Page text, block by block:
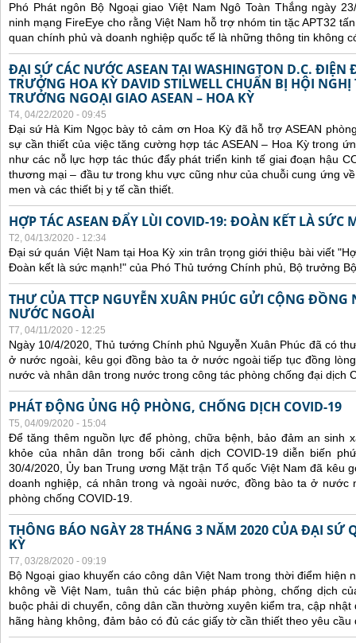
Phó Phát ngôn Bộ Ngoại giao Việt Nam Ngô Toàn Thắng ngày
ninh mạng FireEye cho rằng Việt Nam hỗ trợ nhóm tin tặc APT32
quan chính phủ và doanh nghiệp quốc tế là những thông tin không
ĐẠI SỨ CÁC NƯỚC ASEAN TẠI WASHINGTON D.C. ĐIỆN
TRƯỞNG HOA KỲ DAVID STILWELL CHUẨN BỊ HỘI NGHỊ
TRƯỞNG NGOẠI GIAO ASEAN – HOA KỲ
T4, 04/22/2020 - 09:45
Đại sứ Hà Kim Ngọc bày tỏ cảm ơn Hoa Kỳ đã hỗ trợ ASEAN
sự cần thiết của việc tăng cường hợp tác ASEAN – Hoa Kỳ trong
như các nỗ lực hợp tác thúc đẩy phát triển kinh tế giai đoạn hậu
thương mại – đầu tư trong khu vực cũng như của chuỗi cung ứng
men và các thiết bị y tế cần thiết.
HỢP TÁC ASEAN ĐẨY LÙI COVID-19: ĐOÀN KẾT LÀ SỨC
T2, 04/13/2020 - 12:34
Đại sứ quán Việt Nam tại Hoa Kỳ xin trân trọng giới thiệu bài viết
Đoàn kết là sức mạnh!" của Phó Thủ tướng Chính phủ, Bộ trưởng
THƯ CỦA TTCP NGUYỄN XUÂN PHÚC GỬI CỘNG ĐỒNG
NƯỚC NGOÀI
T7, 04/11/2020 - 12:25
Ngày 10/4/2020, Thủ tướng Chính phủ Nguyễn Xuân Phúc đã có
ở nước ngoài, kêu gọi đồng bào ta ở nước ngoài tiếp tục đồng
nước và nhân dân trong nước trong công tác phòng chống đại dịch
PHÁT ĐỘNG ỦNG HỘ PHÒNG, CHỐNG DỊCH COVID-19
T5, 04/09/2020 - 15:04
Để tăng thêm nguồn lực để phòng, chữa bệnh, bảo đảm an sinh
khỏe của nhân dân trong bối cảnh dịch COVID-19 diễn biến
30/4/2020, Ủy ban Trung ương Mặt trận Tổ quốc Việt Nam đã kêu
doanh nghiệp, cá nhân trong và ngoài nước, đồng bào ta ở nước
phòng chống COVID-19.
THÔNG BÁO NGÀY 28 THÁNG 3 NĂM 2020 CỦA ĐẠI SỨ
KỲ
T7, 03/28/2020 - 09:19
Bộ Ngoại giao khuyến cáo công dân Việt Nam trong thời điểm hiện
không về Việt Nam, tuân thủ các biện pháp phòng, chống dịch
buộc phải di chuyển, công dân cần thường xuyên kiểm tra, cập
hãng hàng không, đảm bảo có đủ các giấy tờ cần thiết theo yêu